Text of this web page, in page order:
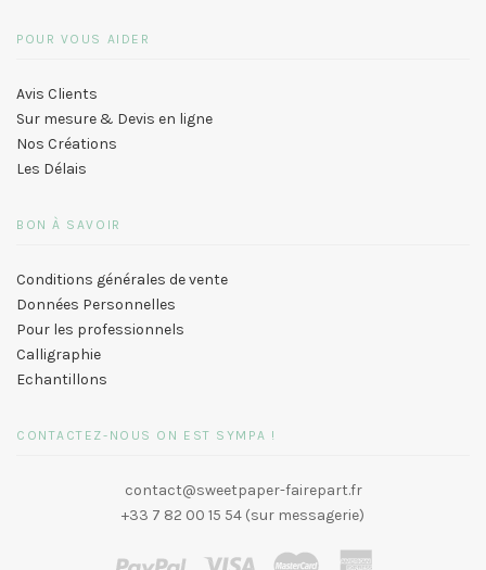
POUR VOUS AIDER
Avis Clients
Sur mesure & Devis en ligne
Nos Créations
Les Délais
BON À SAVOIR
Conditions générales de vente
Données Personnelles
Pour les professionnels
Calligraphie
Echantillons
CONTACTEZ-NOUS ON EST SYMPA !
contact@sweetpaper-fairepart.fr
+33 7 82 00 15 54 (sur messagerie)